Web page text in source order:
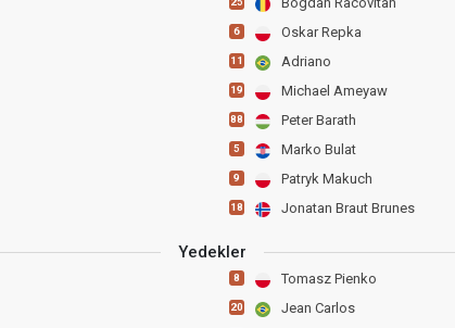
6 Oskar Repka
11 Adriano
19 Michael Ameyaw
88 Peter Barath
5 Marko Bulat
9 Patryk Makuch
18 Jonatan Braut Brunes
Yedekler
8 Tomasz Pienko
20 Jean Carlos